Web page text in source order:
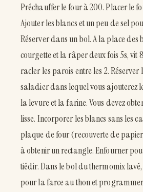
Préchauffer le four à 200. Placer le
Ajouter les blancs et un peu de sel
Réserver dans un bol. A la place des
courgette et la râper deux fois 5s, vit
racler les parois entre les 2.
saladier dans lequel vous ajouterez
la levure et la farine. Vous devez
lisse. Incorporer les blancs sans les
plaque de four (recouverte de
à obtenir un rectangle. Enfourner
tiédir. Dans le bol du thermomix
pour la farce au thon et programmer